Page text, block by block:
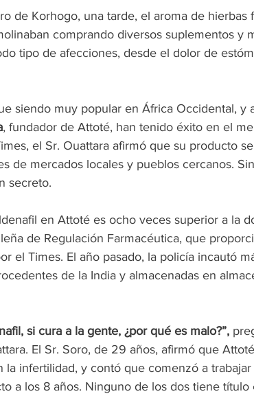
de Korhogo, una tarde, el aroma de hierbas
comprando diversos suplementos y
tipo de afecciones, desde el dolor de
siendo muy popular en África Occidental, y
, fundador de Attoté, han tenido éxito en el
el Sr. Ouattara afirmó que su producto
de mercados locales y pueblos cercanos.
secreto.
en Attoté es ocho veces superior a la
de Regulación Farmacéutica, que
el Times. El año pasado, la policía incautó
de la India y almacenadas en
si cura a la gente, ¿por qué es malo?”,
El Sr. Soro, de 29 años, afirmó que
la infertilidad, y contó que comenzó a
a los 8 años. Ninguno de los dos tiene título